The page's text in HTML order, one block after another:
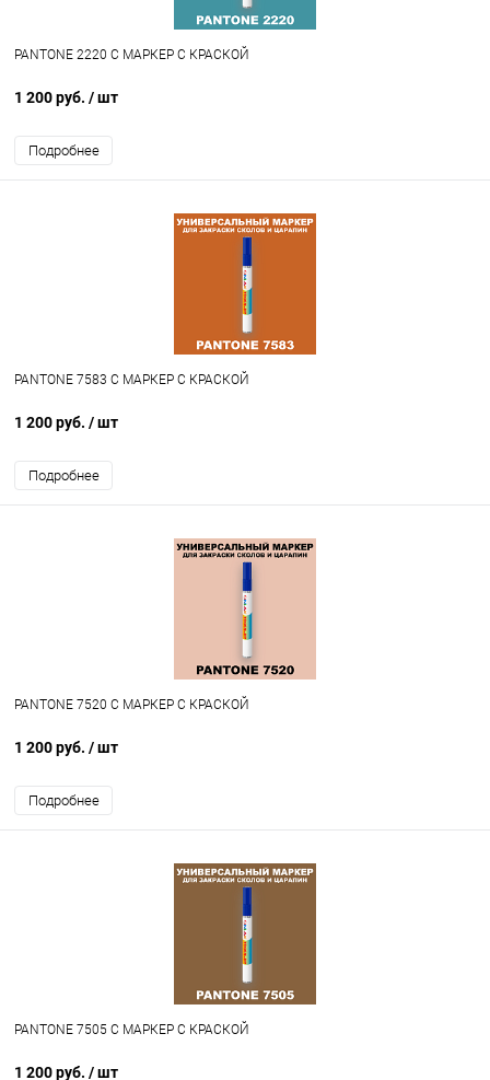
PANTONE 2220 C МАРКЕР С КРАСКОЙ
1 200 руб. / шт
Подробнее
PANTONE 7583 C МАРКЕР С КРАСКОЙ
1 200 руб. / шт
Подробнее
PANTONE 7520 C МАРКЕР С КРАСКОЙ
1 200 руб. / шт
Подробнее
PANTONE 7505 C МАРКЕР С КРАСКОЙ
1 200 руб. / шт